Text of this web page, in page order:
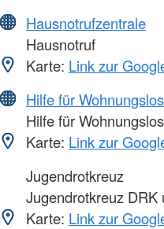
Hausnotrufzentrale
Hausnotruf
Karte: Link zur
Hilfe für
Hilfe für
Karte: Link zur
Jugendrotkreuz
Jugendrotkreuz DRK
Karte: Link zur